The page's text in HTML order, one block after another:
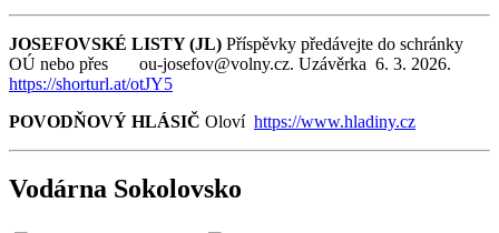
JOSEFOVSKÉ LISTY (JL) Příspěvky předávejte do schránky
OÚ nebo přes ou-josefov@volny.cz. Uzávěrka 6. 3. 2026.
https://shorturl.at/otJY5
POVODŇOVÝ HLÁSIČ Oloví https://www.hladiny.cz
Vodárna Sokolovsko